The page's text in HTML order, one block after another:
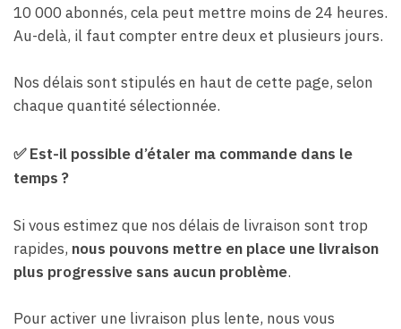
10 000 abonnés, cela peut mettre moins de 24 heures.
Au-delà, il faut compter entre deux et plusieurs jours.
Nos délais sont stipulés en haut de cette page, selon
chaque quantité sélectionnée.
✅Est-il possible d’étaler ma commande dans le
temps ?
Si vous estimez que nos délais de livraison sont trop
rapides, nous pouvons mettre en place une livraison
plus progressive sans aucun problème.
Pour activer une livraison plus lente, nous vous